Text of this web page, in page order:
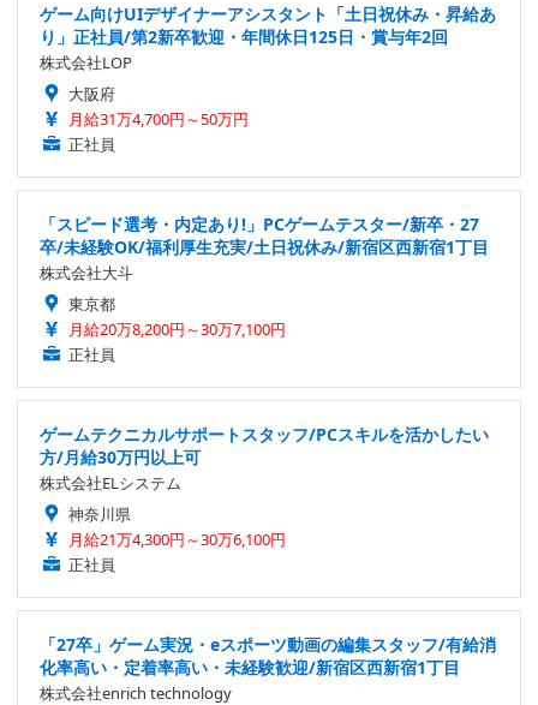
ゲーム向けUIデザイナーアシスタント「土日祝休み・昇給あ
り」正社員/第2新卒歓迎・年間休日125日・賞与年2回
株式会社LOP
大阪府
月給31万4,700円～50万円
正社員
「スピード選考・内定あり!」PCゲームテスター/新卒・27
卒/未経験OK/福利厚生充実/土日祝休み/新宿区西新宿1丁目
株式会社大斗
東京都
月給20万8,200円～30万7,100円
正社員
ゲームテクニカルサポートスタッフ/PCスキルを活かしたい
方/月給30万円以上可
株式会社ELシステム
神奈川県
月給21万4,300円～30万6,100円
正社員
「27卒」ゲーム実況・eスポーツ動画の編集スタッフ/有給消
化率高い・定着率高い・未経験歓迎/新宿区西新宿1丁目
株式会社enrich technology